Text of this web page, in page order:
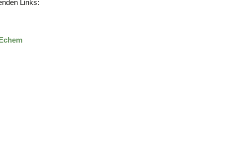
Links: